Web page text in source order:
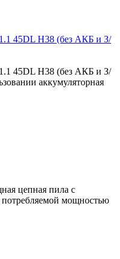
45DL H38 (без АКБ и З/
45DL H38 (без АКБ и З/
аккумуляторная
цепная пила с
потребляемой мощностью